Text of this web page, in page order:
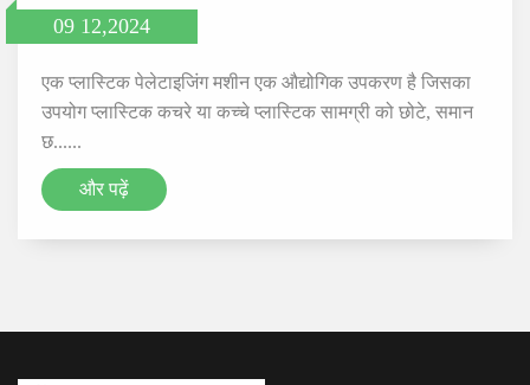
09 12,2024
एक प्लास्टिक पेलेटाइजिंग मशीन एक औद्योगिक उपकरण है जिसका
उपयोग प्लास्टिक कचरे या कच्चे प्लास्टिक सामग्री को छोटे, समान
छ......
और पढ़ें